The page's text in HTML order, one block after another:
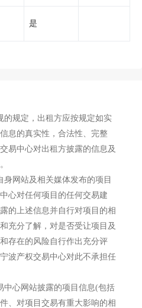
是
的规定，出租方应按规定如实
息的真实性，合法性、完整
易中心对出租方披露的信息及
网站及相关媒体发布的项目
心对任何项目的任何交易建
的上述信息并自行对项目的相
充分了解，对是否受让项目及
存在的风险自行作出充分评
波产权交易中心对此不承担任
中心网站披露的项目信息(包括
、对项目交易有重大影响的相